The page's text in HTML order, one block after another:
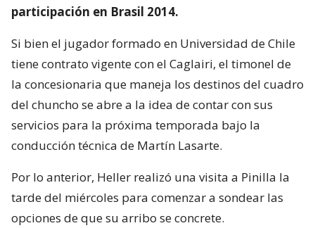
participación en Brasil 2014.
Si bien el jugador formado en Universidad de Chile
tiene contrato vigente con el Caglairi, el timonel de
la concesionaria que maneja los destinos del cuadro
del chuncho se abre a la idea de contar con sus
servicios para la próxima temporada bajo la
conducción técnica de Martín Lasarte.
Por lo anterior, Heller realizó una visita a Pinilla la
tarde del miércoles para comenzar a sondear las
opciones de que su arribo se concrete.